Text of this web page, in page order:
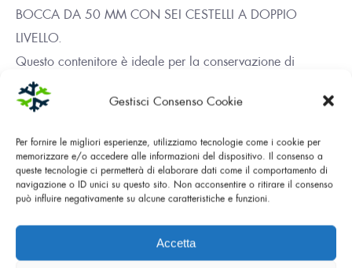
Gestisci Consenso Cookie
Per fornire le migliori esperienze, utilizziamo tecnologie come i cookie per
memorizzare e/o accedere alle informazioni del dispositivo. Il consenso a
queste tecnologie ci permetterà di elaborare dati come il comportamento di
navigazione o ID unici su questo sito. Non acconsentire o ritirare il consenso
può influire negativamente su alcune caratteristiche e funzioni.
Accetta
BOCCA DA 50 MM CON SEI CESTELLI A DOPPIO
LIVELLO.
Questo contenitore è ideale per la conservazione di
campioni biologici. Le dimensioni abbondanti, ma non
eccessive, lo rendono maneggevole e dotato di una buona
DOWNLOAD PDF